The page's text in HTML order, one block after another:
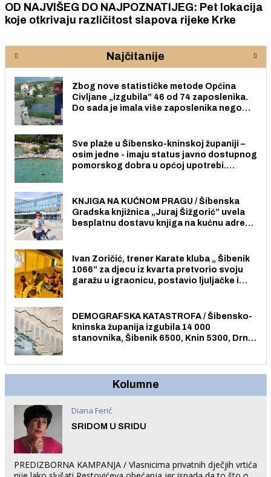
OD NAJVIŠEG DO NAJPOZNATIJEG: Pet lokacija
koje otkrivaju različitost slapova rijeke Krke
Najčitanije
Zbog nove statističke metode Općina
Civljane „izgubila” 46 od 74 zaposlenika.
Do sada je imala više zaposlenika nego
Sve plaže u Šibensko-kninskoj županiji –
osim jedne - imaju status javno dostupnog
pomorskog dobra u općoj upotrebi.
KNJIGA NA KUĆNOM PRAGU / Šibenska
Gradska knjižnica „Juraj Šižgorić” uvela
besplatnu dostavu knjiga na kućnu adresu
Ivan Zoričić, trener Karate kluba „ Šibenik
1066” za djecu iz kvarta pretvorio svoju
garažu u igraonicu, postavio ljuljačke i
DEMOGRAFSKA KATASTROFA / Šibensko-
kninska županija izgubila 14 000
stanovnika, Šibenik 6500, Knin 5300, Drniš
Kolumne
Diana Ferić
SRIDOM U SRIDU
PREDIZBORNA KAMPANJA / Vlasnicima privatnih dječjih vrtića